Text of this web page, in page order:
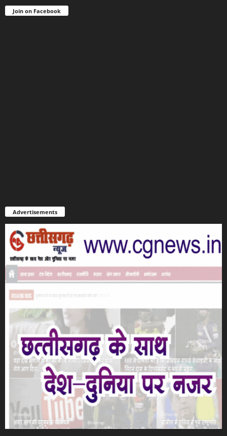
Join on Facebook
Advertisements